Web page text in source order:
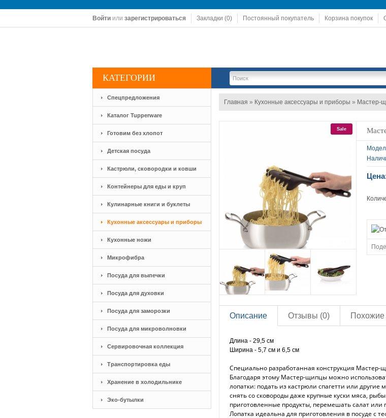
Войтиили зарегистрироваться Закладки (0) Постоянный покупатель Корзина покупок
КАТЕГОРИИ
Спецпредложения
Каталог Tupperware
Готовим без хлопот
Детская посуда
Кастрюли, сковородки и ковши
Контейнеры для еды и круп
Кулинарные книги и буклеты
Кухонные аксессуары и приборы
Кухонные ножи
Микрофибра
Посуда для выпечки
Посуда для духовки
Посуда для заморозки
Посуда для микроволновки
Сервировочная коллекция
Транспортировка еды
Хранение в холодильнике
Эко-бутылки
Главная » Кухонные аксессуары и приборы » Мастер-
Sale
Описание Отзывы (0) Похожие
Длина - 29,5 см
Ширина - 5,7 см и 6,5 см
Специально разработанная конструкция Мастер-
Благодаря этому Мастер-щипцы можно
лопатки: подать из кастрюли спагетти или
снять со сковороды даже крупные куски мяса,
приготовленные продукты, перемешать салат или
Лопатка идеальна для приготовления в посуде с